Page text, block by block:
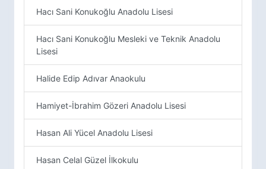
Hacı Sani Konukoğlu Anadolu Lisesi
Hacı Sani Konukoğlu Mesleki ve Teknik Anadolu
Lisesi
Halide Edip Adıvar Anaokulu
Hamiyet-İbrahim Gözeri Anadolu Lisesi
Hasan Ali Yücel Anadolu Lisesi
Hasan Celal Güzel İlkokulu